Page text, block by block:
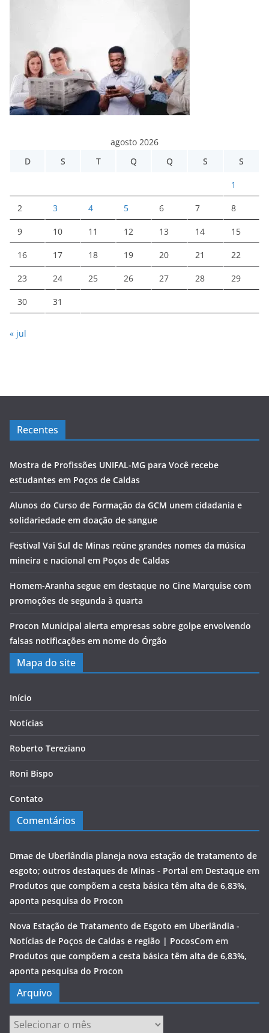
agosto 2026
D
S T Q Q S S
1
2 3 4 5 6 7 8
9 10 11 12 13 14 15
16 17 18 19 20 21 22
23 24 25 26 27 28 29
30 31
« jul
Recentes
Mostra de Profissões UNIFAL-MG para Você recebe
estudantes em Poços de Caldas
Alunos do Curso de Formação da GCM unem cidadania e
solidariedade em doação de sangue
Festival Vai Sul de Minas reúne grandes nomes da música
mineira e nacional em Poços de Caldas
Homem-Aranha segue em destaque no Cine Marquise com
promoções de segunda à quarta
Procon Municipal alerta empresas sobre golpe envolvendo
falsas notificações em nome do Órgão
Mapa do site
Início
Notícias
Roberto Tereziano
Roni Bispo
Contato
Comentários
Dmae de Uberlândia planeja nova estação de tratamento de
esgoto; outros destaques de Minas - Portal em Destaque em
Produtos que compõem a cesta básica têm alta de 6,83%,
aponta pesquisa do Procon
Nova Estação de Tratamento de Esgoto em Uberlândia -
Notícias de Poços de Caldas e região | PocosCom em
Produtos que compõem a cesta básica têm alta de 6,83%,
aponta pesquisa do Procon
Arquivo
Arquivo